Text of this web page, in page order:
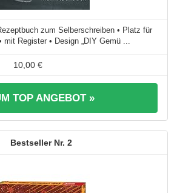
zum Selberschreiben • Platz für
mit Register • Design „DIY Gemü ...
10,00 €
TOP ANGEBOT »
2